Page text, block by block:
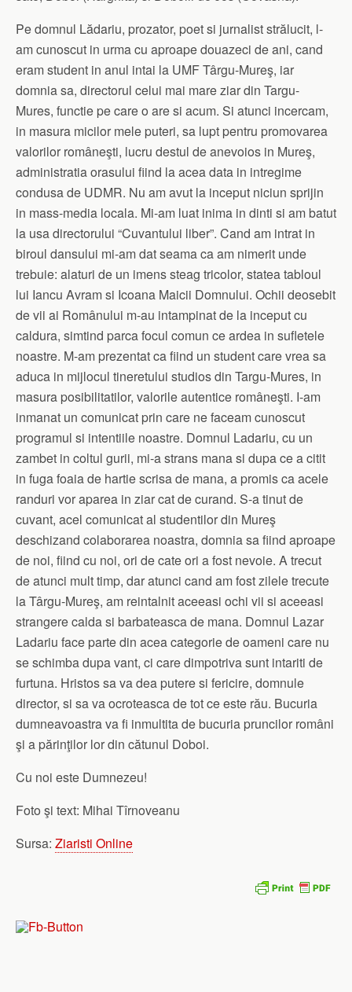
Pe domnul Lădariu, prozator, poet si jurnalist strălucit, l-
am cunoscut in urma cu aproape douazeci de ani, cand
eram student in anul intai la UMF Târgu-Mureş, iar
domnia sa, directorul celui mai mare ziar din Targu-
Mures, functie pe care o are si acum. Si atunci incercam,
in masura micilor mele puteri, sa lupt pentru promovarea
valorilor româneşti, lucru destul de anevoios in Mureş,
administratia orasului fiind la acea data in intregime
condusa de UDMR. Nu am avut la inceput niciun sprijin
in mass-media locala. Mi-am luat inima in dinti si am batut
la usa directorului “Cuvantului liber”. Cand am intrat in
biroul dansului mi-am dat seama ca am nimerit unde
trebuie: alaturi de un imens steag tricolor, statea tabloul
lui Iancu Avram si Icoana Maicii Domnului. Ochii deosebit
de vii ai Românului m-au intampinat de la inceput cu
caldura, simtind parca focul comun ce ardea in sufletele
noastre. M-am prezentat ca fiind un student care vrea sa
aduca in mijlocul tineretului studios din Targu-Mures, in
masura posibilitatilor, valorile autentice româneşti. I-am
inmanat un comunicat prin care ne faceam cunoscut
programul si intentiile noastre. Domnul Ladariu, cu un
zambet in coltul gurii, mi-a strans mana si dupa ce a citit
in fuga foaia de hartie scrisa de mana, a promis ca acele
randuri vor aparea in ziar cat de curand. S-a tinut de
cuvant, acel comunicat al studentilor din Mureş
deschizand colaborarea noastra, domnia sa fiind aproape
de noi, fiind cu noi, ori de cate ori a fost nevoie. A trecut
de atunci mult timp, dar atunci cand am fost zilele trecute
la Târgu-Mureş, am reintalnit aceeasi ochi vii si aceeasi
strangere calda si barbateasca de mana. Domnul Lazar
Ladariu face parte din acea categorie de oameni care nu
se schimba dupa vant, ci care dimpotriva sunt intariti de
furtuna. Hristos sa va dea putere si fericire, domnule
director, si sa va ocroteasca de tot ce este rău. Bucuria
dumneavoastra va fi inmultita de bucuria pruncilor români
şi a părinţilor lor din cătunul Doboi.
Cu noi este Dumnezeu!
Foto şi text: Mihai Tîrnoveanu
Sursa: Ziaristi Online